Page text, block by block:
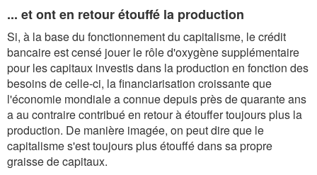
... et ont en retour étouffé la production
Si, à la base du fonctionnement du capitalisme, le crédit
bancaire est censé jouer le rôle d'oxygène supplémentaire
pour les capitaux investis dans la production en fonction des
besoins de celle-ci, la financiarisation croissante que
l'économie mondiale a connue depuis près de quarante ans
a au contraire contribué en retour à étouffer toujours plus la
production. De manière imagée, on peut dire que le
capitalisme s'est toujours plus étouffé dans sa propre
graisse de capitaux.